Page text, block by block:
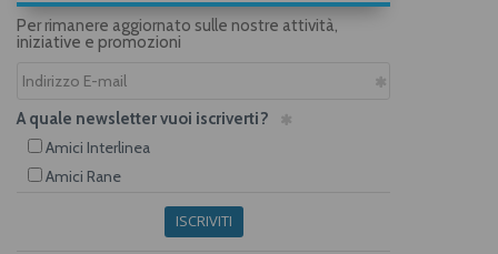
Per rimanere aggiornato sulle nostre attività,
iniziative e promozioni
A quale newsletter vuoi iscriverti?
Amici Interlinea
Amici Rane
ISCRIVITI